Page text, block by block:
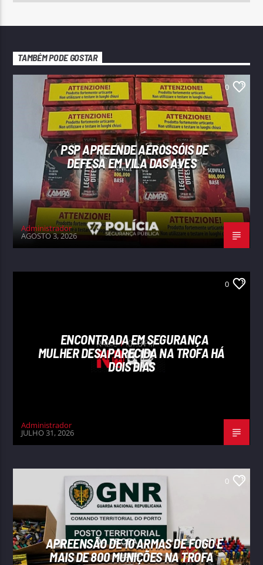
TAMBÉM PODE GOSTAR
0
PSP APREENDE AEROSSÓIS DE
DEFESA EM VILA DAS AVES
Administrador
AGOSTO 3, 2026
0
ENCONTRADA EM SEGURANÇA
MULHER DESAPARECIDA NA TROFA HÁ
DOIS DIAS
Administrador
JULHO 31, 2026
0
APREENSÃO DE 10 ARMAS DE FOGO E
MAIS DE 800 MUNIÇÕES NA TROFA